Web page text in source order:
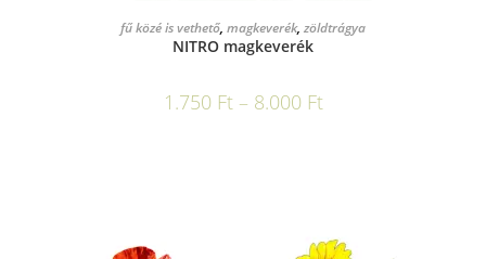
OPCIÓK VÁLASZTÁSA
fű közé is vethető, magkeverék, zöldtrágya
NITRO magkeverék
1.750 Ft – 8.000 Ft